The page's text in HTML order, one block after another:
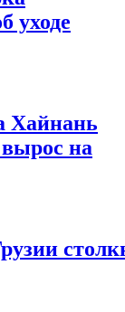
уходе
Хайнань
вырос на